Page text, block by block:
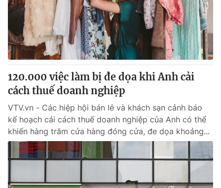
120.000 việc làm bị đe dọa khi Anh cải
cách thuế doanh nghiệp
VTV.vn - Các hiệp hội bán lẻ và khách sạn cảnh báo
kế hoạch cải cách thuế doanh nghiệp của Anh có thể
khiến hàng trăm cửa hàng đóng cửa, đe dọa khoảng...